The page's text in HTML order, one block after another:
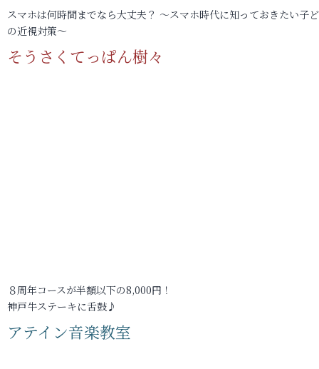
スマホは何時間までなら大丈夫？ ～スマホ時代に知っておきたい子
の近視対策～
そうさくてっぱん樹々
８周年コースが半額以下の8,000円！
神戸牛ステーキに舌鼓♪
アテイン音楽教室